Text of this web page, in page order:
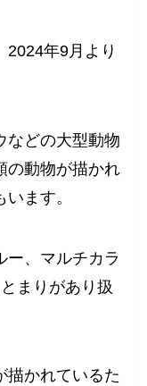
2024年9月より
などの大型動物
の動物が描かれ
ます。
ー、マルチカラ
まりがあり扱
描かれているた